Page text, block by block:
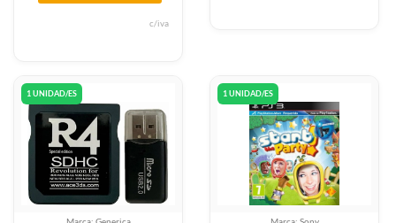
c/iva
1 UNIDAD/ES 1 UNIDAD/ES